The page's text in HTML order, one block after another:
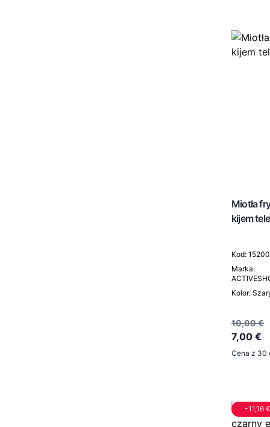
Miotła
kijem
Kod:
Marka:
Kolor:
10,00 €
7,00 €
Cena z 30
-11,16 €